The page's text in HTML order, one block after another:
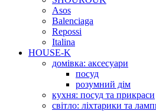
Asos
Balenciaga
Repossi
Italina
HOUSE-K
домівка: аксесуари
посуд
розумний дім
кухня: посуд та прикраси
світло: ліхтарики та